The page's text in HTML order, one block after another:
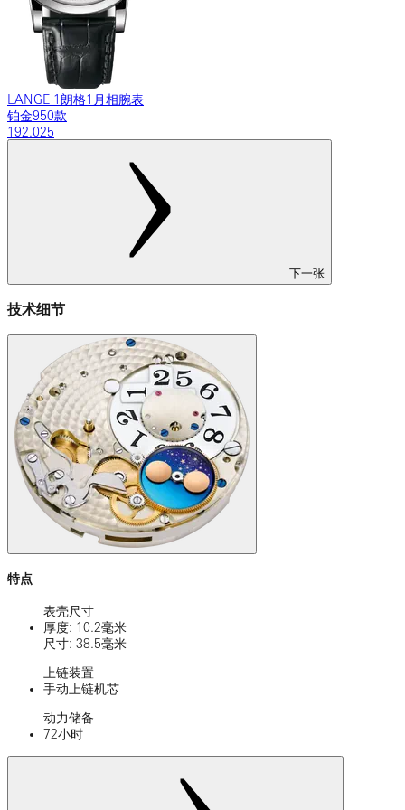
LANGE 1朗格1月相腕表
铂金950款
192.025
下一张
技术细节
特点
表壳尺寸
厚度: 10.2毫米
尺寸: 38.5毫米
上链装置
手动上链机芯
动力储备
72小时